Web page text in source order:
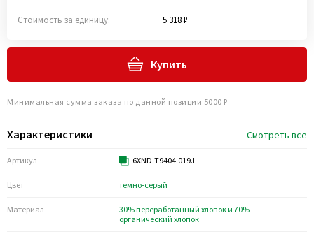
Характеристики Смотреть все
Артикул 6XND-T9404.019.L
Цвет темно-серый
Материал
30% переработанный хлопок и 70%
органический хлопок
Стоимость за единицу: 5 318 ₽
Купить
Минимальная сумма заказа по данной позиции 5000 ₽